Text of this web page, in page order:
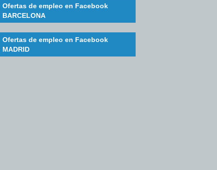
Ofertas de empleo en Facebook
BARCELONA
Ofertas de empleo en Facebook
MADRID